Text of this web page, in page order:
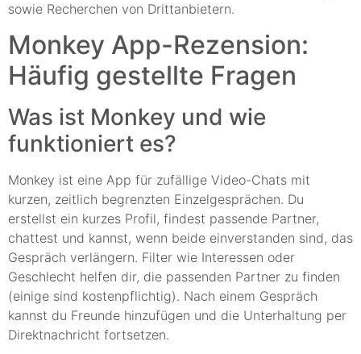
sowie Recherchen von Drittanbietern.
Monkey App-Rezension:
Häufig gestellte Fragen
Was ist Monkey und wie
funktioniert es?
Monkey ist eine App für zufällige Video-Chats mit
kurzen, zeitlich begrenzten Einzelgesprächen. Du
erstellst ein kurzes Profil, findest passende Partner,
chattest und kannst, wenn beide einverstanden sind, das
Gespräch verlängern. Filter wie Interessen oder
Geschlecht helfen dir, die passenden Partner zu finden
(einige sind kostenpflichtig). Nach einem Gespräch
kannst du Freunde hinzufügen und die Unterhaltung per
Direktnachricht fortsetzen.